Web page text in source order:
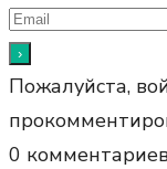
Пожалуйста,
0 комментариев